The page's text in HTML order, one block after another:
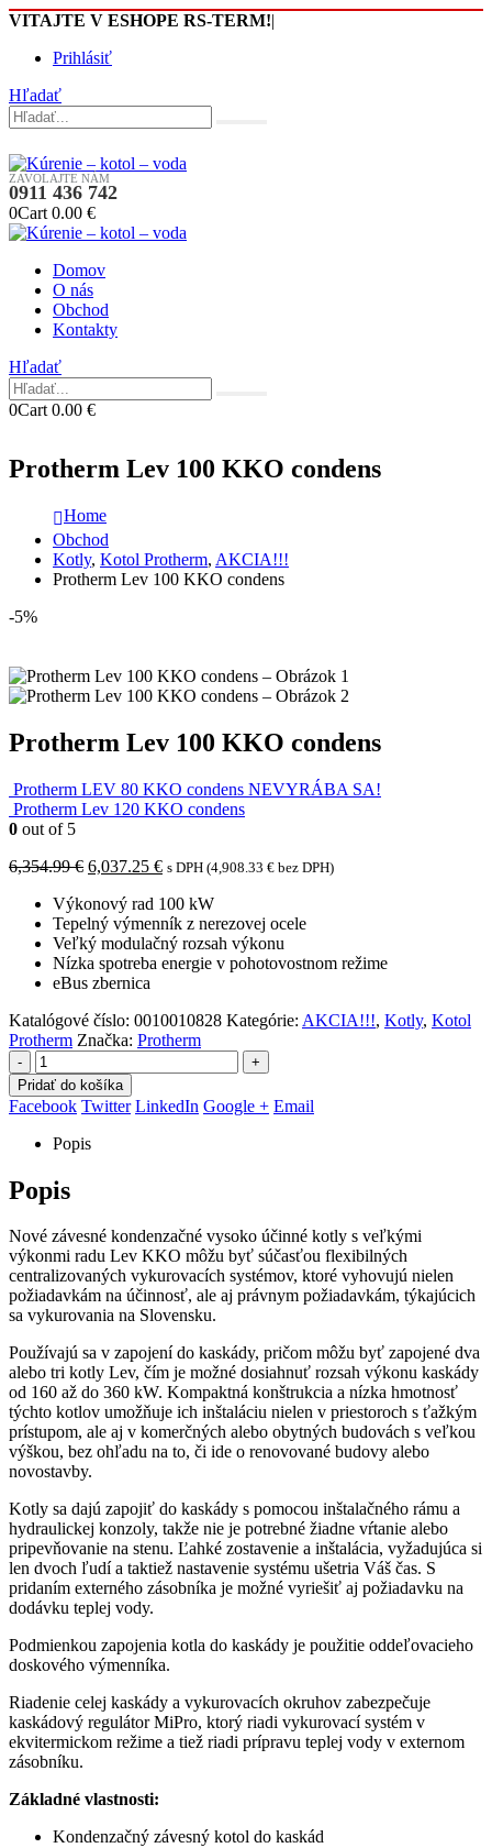
VITAJTE V ESHOPE RS-TERM!|
Prihlásiť
Hľadať
ZAVOLAJTE NÁM
0911 436 742
0Cart 0.00 €
Domov
O nás
Obchod
Kontakty
Hľadať
0Cart 0.00 €
Protherm Lev 100 KKO condens
Home
Obchod
Kotly, Kotol Protherm, AKCIA!!!
Protherm Lev 100 KKO condens
-5%
Protherm Lev 100 KKO condens
Protherm LEV 80 KKO condens NEVYRÁBA SA!
Protherm Lev 120 KKO condens
0 out of 5
6,354.99€ Pôvodná
bola:
6,354.99 €.
6,037.25 €Aktuálna
je:
6,037.25 €.
s DPH (4,908.33 € bez DPH)
Výkonový rad 100 kW
Tepelný výmenník z nerezovej ocele
Veľký modulačný rozsah výkonu
Nízka spotreba energie v pohotovostnom režime
eBus zbernica
Katalógové číslo: 0010010828 Kategórie: AKCIA!!!, Kotly, Kotol
Protherm Značka: Protherm
-
+
Pridať do košíka
Facebook Twitter LinkedIn Google + Email
Popis
Popis
Nové závesné kondenzačné vysoko účinné kotly s veľkými
výkonmi radu Lev KKO môžu byť súčasťou flexibilných
centralizovaných vykurovacích systémov, ktoré vyhovujú nielen
požiadavkám na účinnosť, ale aj právnym požiadavkám, týkajúcich
sa vykurovania na Slovensku.
Používajú sa v zapojení do kaskády, pričom môžu byť zapojené dva
alebo tri kotly Lev, čím je možné dosiahnuť rozsah výkonu kaskády
od 160 až do 360 kW. Kompaktná konštrukcia a nízka hmotnosť
týchto kotlov umožňuje ich inštaláciu nielen v priestoroch s ťažkým
prístupom, ale aj v komerčných alebo obytných budovách s veľkou
výškou, bez ohľadu na to, či ide o renovované budovy alebo
novostavby.
Kotly sa dajú zapojiť do kaskády s pomocou inštalačného rámu a
hydraulickej konzoly, takže nie je potrebné žiadne vŕtanie alebo
pripevňovanie na stenu. Ľahké zostavenie a inštalácia, vyžadujúca si
len dvoch ľudí a taktiež nastavenie systému ušetria Váš čas. S
pridaním externého zásobníka je možné vyriešiť aj požiadavku na
dodávku teplej vody.
Podmienkou zapojenia kotla do kaskády je použitie oddeľovacieho
doskového výmenníka.
Riadenie celej kaskády a vykurovacích okruhov zabezpečuje
kaskádový regulátor MiPro, ktorý riadi vykurovací systém v
ekvitermickom režime a tiež riadi prípravu teplej vody v externom
zásobníku.
Základné vlastnosti:
Kondenzačný závesný kotol do kaskád